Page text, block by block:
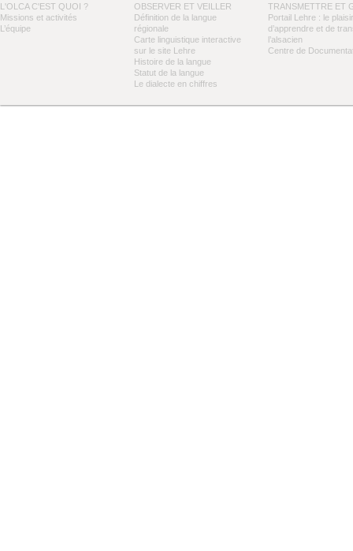
L'OLCA C'EST QUOI ?
Missions et activités
L’équipe
OBSERVER ET VEILLER
Définition de la langue
régionale
Carte linguistique interactive
sur le site Lehre
Histoire de la langue
Statut de la langue
Le dialecte en chiffres
TRANSMETTRE ET
Portail Lehre : le plaisir
d’apprendre et de
l’alsacien
Centre de